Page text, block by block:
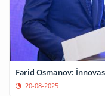
Fərid Osmanov:
20-08-2025